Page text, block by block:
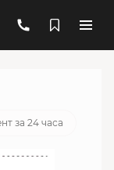
6 318 762 руб.
за 24 часа